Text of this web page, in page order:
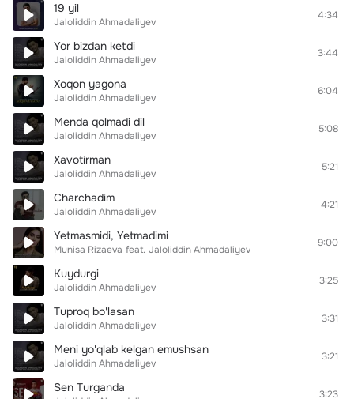
19 yil
Jaloliddin Ahmadaliyev
4:34
Yor bizdan ketdi
Jaloliddin Ahmadaliyev
3:44
Xoqon yagona
Jaloliddin Ahmadaliyev
6:04
Menda qolmadi dil
Jaloliddin Ahmadaliyev
5:08
Xavotirman
Jaloliddin Ahmadaliyev
5:21
Charchadim
Jaloliddin Ahmadaliyev
4:21
Yetmasmidi, Yetmadimi
Munisa Rizaeva feat. Jaloliddin Ahmadaliyev
9:00
Kuydurgi
Jaloliddin Ahmadaliyev
3:25
Tuproq bo'lasan
Jaloliddin Ahmadaliyev
3:31
Meni yo'qlab kelgan emushsan
Jaloliddin Ahmadaliyev
3:21
Sen Turganda 3:23